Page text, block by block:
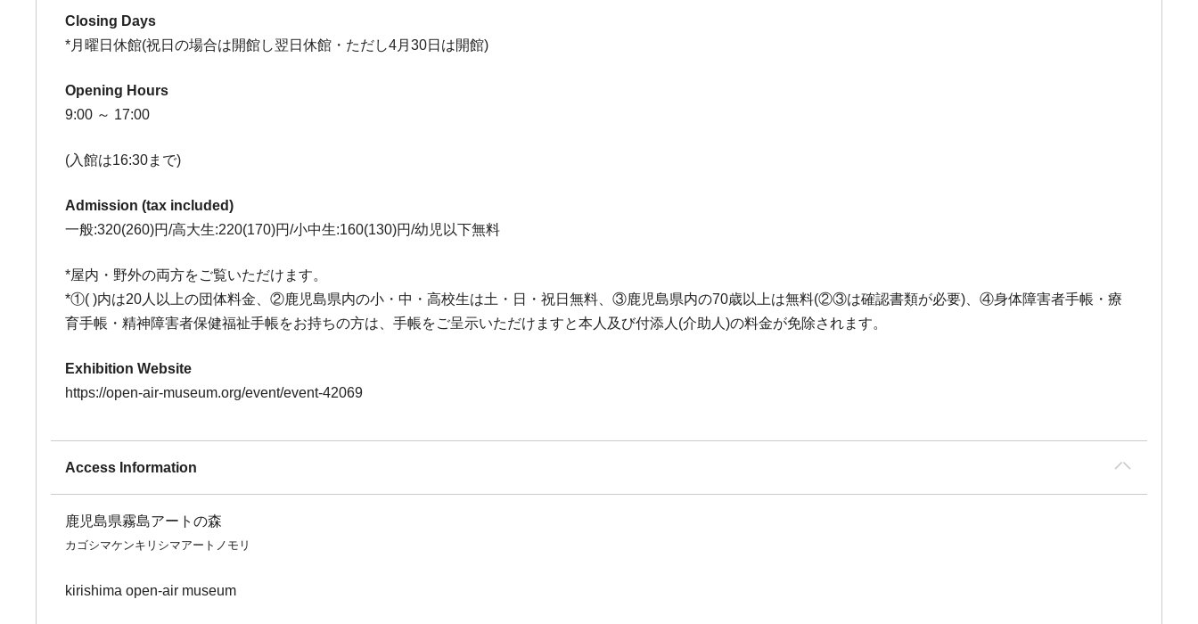
Closing Days
*月曜日休館(祝日の場合は開館し翌日休館・ただし4月30日は開館)
Opening Hours
9:00 ～ 17:00
(入館は16:30まで)
Admission (tax included)
一般:320(260)円/高大生:220(170)円/小中生:160(130)円/幼児以下無料
*屋内・野外の両方をご覧いただけます。
*①( )内は20人以上の団体料金、②鹿児島県内の小・中・高校生は土・日・祝日無料、③鹿児島県内の70歳以上は無料(②③は確認書類が必要)、④身体障害者手帳・療
育手帳・精神障害者保健福祉手帳をお持ちの方は、手帳をご呈示いただけますと本人及び付添人(介助人)の料金が免除されます。
Exhibition Website
https://open-air-museum.org/event/event-42069
Access Information
鹿児島県霧島アートの森
カゴシマケンキリシマアートノモリ
kirishima open-air museum